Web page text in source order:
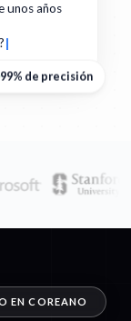
unos años
99% de precisión
EN COREANO